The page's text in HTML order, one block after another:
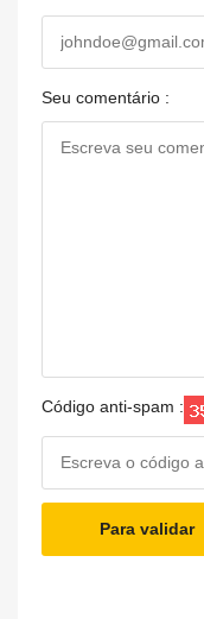
Seu comentário :
Código anti-spam :
Para validar